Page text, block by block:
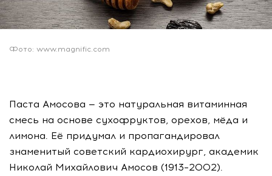
Фото: www.magnific.com
Паста Амосова — это натуральная витаминная
смесь на основе сухофруктов, орехов, мёда и
лимона. Её придумал и пропагандировал
знаменитый советский кардиохирург, академик
Николай Михайлович Амосов (1913–2002).